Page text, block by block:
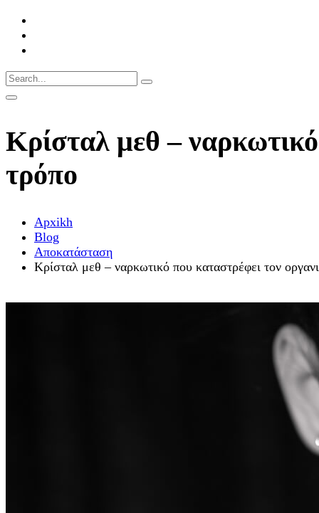
Κρίσταλ μεθ –
τρόπο
Αpxikh
Blog
Αποκατάσταση
Κρίσταλ μεθ – ναρκωτικό που καταστρέφει τον